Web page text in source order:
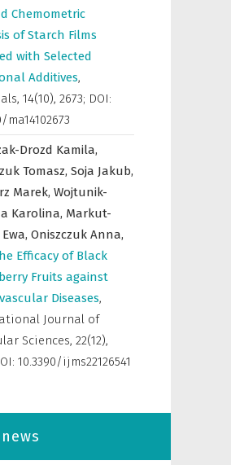
Chemometric
of Starch Films
with Selected
Additives,
, 14(10), 2673; DOI:
ma14102673
Drozd Kamila,
Tomasz, Soja Jakub,
Marek, Wojtunik-
Karolina, Markut-
Oniszczuk Anna,
Efficacy of Black
Fruits against
Diseases,
Journal of
Sciences, 22(12),
10.3390/ijms22126541